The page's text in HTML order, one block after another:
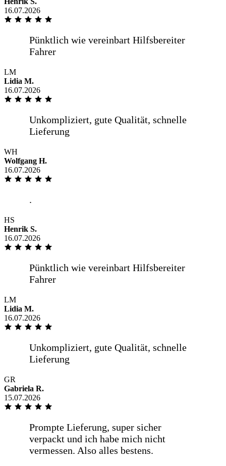
16.07.2026
LM
Lidia M.
16.07.2026
WH
Wolfgang H.
16.07.2026
HS
Henrik S.
16.07.2026
LM
Lidia M.
16.07.2026
GR
Gabriela R.
15.07.2026
Bestellvorgang mit den erforderlichen
Informationen. Gutes [...]
mehr anzeigen
Bestellvorgang mit den erforderlichen
Informationen. Gutes
Preis-/Leistungsverhältnis und
termingetreue Lieferung in guter
weniger anzeigen